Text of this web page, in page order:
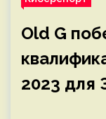
Old G
2023 для